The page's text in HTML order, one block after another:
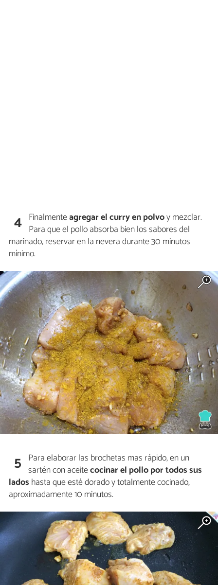
4 Finalmenteagregar el curry en polvoy mezclar.
Para que el pollo absorba bien los sabores del
marinado, reservar en la nevera durante 30 minutos
mínimo.
5 Para elaborar las brochetas mas rápido, en un
sartén con aceitecocinar el pollo por todos sus
lados hasta que esté dorado y totalmente cocinado,
aproximadamente 10 minutos.